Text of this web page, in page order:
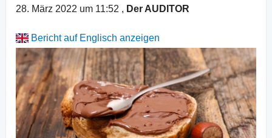
28. März 2022 um 11:52 , Der AUDITOR
Bericht auf Englisch anzeigen